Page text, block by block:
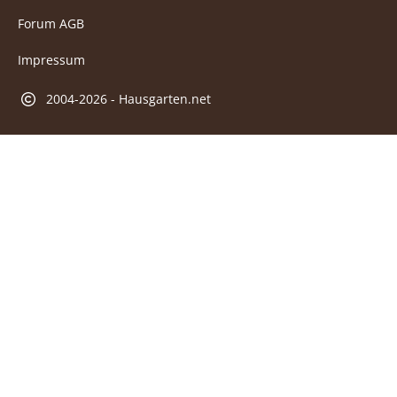
Forum AGB
Impressum
2004-2026 - Hausgarten.net